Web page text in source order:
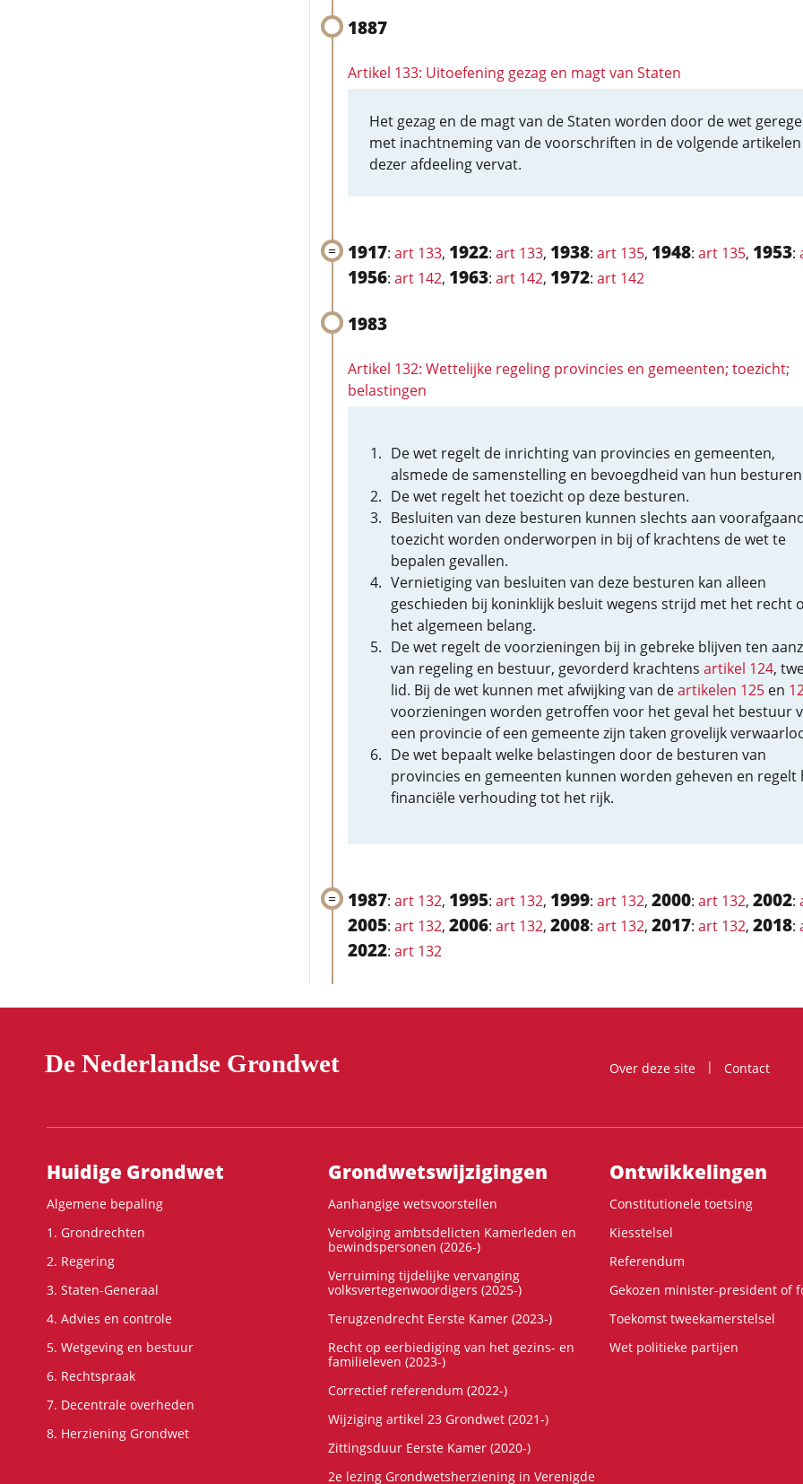
1887
Artikel 133: Uitoefening gezag en magt van Staten
Het gezag en de magt van de Staten worden door de wet
met inachtneming van de voorschriften in de volgende artikelen
dezer afdeeling vervat.
1917: art 133, 1922: art 133, 1938: art 135, 1948: art 135, 1953:
1956: art 142, 1963: art 142, 1972: art 142
1983
Artikel 132: Wettelijke regeling provincies en gemeenten; toezicht;
belastingen
De wet regelt de inrichting van provincies en gemeenten,
alsmede de samenstelling en bevoegdheid van hun
De wet regelt het toezicht op deze besturen.
Besluiten van deze besturen kunnen slechts aan
toezicht worden onderworpen in bij of krachtens de wet te
bepalen gevallen.
Vernietiging van besluiten van deze besturen kan alleen
geschieden bij koninklijk besluit wegens strijd met het recht
het algemeen belang.
De wet regelt de voorzieningen bij in gebreke blijven ten
van regeling en bestuur, gevorderd krachtens artikel 124,
lid. Bij de wet kunnen met afwijking van deartikelen 125en
voorzieningen worden getroffen voor het geval het bestuur
een provincie of een gemeente zijn taken grovelijk
De wet bepaalt welke belastingen door de besturen van
provincies en gemeenten kunnen worden geheven en regelt
financiële verhouding tot het rijk.
1987: art 132, 1995: art 132, 1999: art 132, 2000: art 132, 2002:
2005: art 132, 2006: art 132, 2008: art 132, 2017: art 132, 2018:
2022: art 132
De Nederlandse Grondwet Over deze site
Contact
Hoofdnavigatie
Huidige Grondwet
Algemene bepaling
1. Grondrechten
2. Regering
3. Staten-Generaal
4. Advies en controle
5. Wetgeving en bestuur
6. Rechtspraak
7. Decentrale overheden
8. Herziening Grondwet
Grondwets­wijzigingen
Aanhangige wetsvoorstellen
Vervolging ambtsdelicten Kamerleden en
bewindspersonen (2026-)
Verruiming tijdelijke vervanging
volksvertegenwoordigers (2025-)
Terugzendrecht Eerste Kamer (2023-)
Recht op eerbiediging van het gezins- en
familieleven (2023-)
Correctief referendum (2022-)
Wijziging artikel 23 Grondwet (2021-)
Zittingsduur Eerste Kamer (2020-)
2e lezing Grondwetsherziening in Verenigde
Ontwikke­lingen
Constitutionele toetsing
Kiesstelsel
Referendum
Gekozen minister-president of
Toekomst tweekamerstelsel
Wet politieke partijen